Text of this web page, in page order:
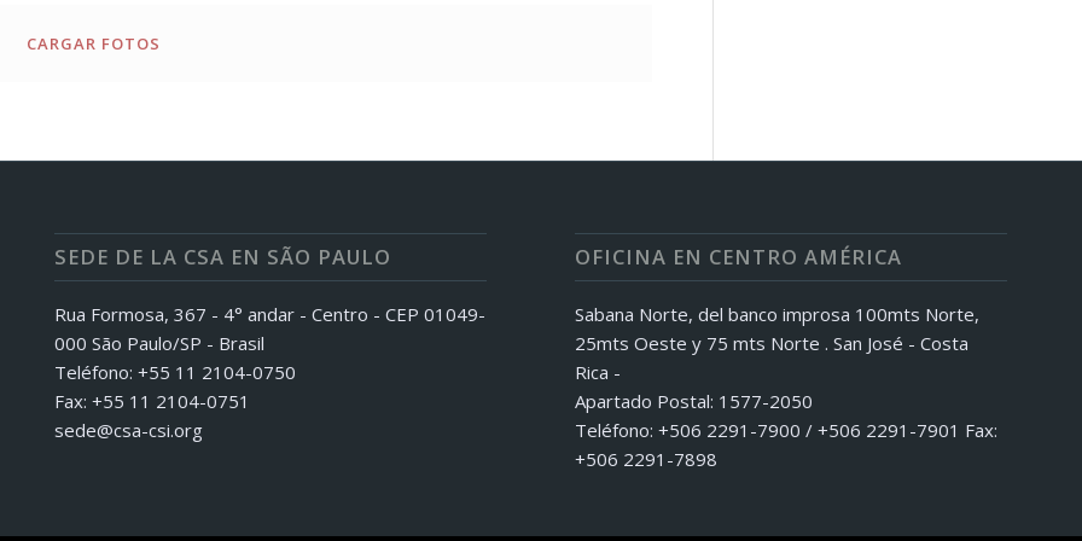
CARGAR FOTOS
SEDE DE LA CSA EN SÃO PAULO
Rua Formosa, 367 - 4° andar - Centro - CEP 01049-
000 São Paulo/SP - Brasil
Teléfono: +55 11 2104-0750
Fax: +55 11 2104-0751
sede@csa-csi.org
OFICINA EN CENTRO AMÉRICA
Sabana Norte, del banco improsa 100mts Norte,
25mts Oeste y 75 mts Norte . San José - Costa
Rica -
Apartado Postal: 1577-2050
Teléfono: +506 2291-7900 / +506 2291-7901 Fax:
+506 2291-7898